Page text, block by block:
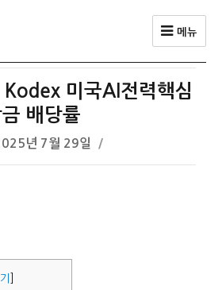
메뉴
Kodex 미국AI전력핵심
배당률
년 7월 29일